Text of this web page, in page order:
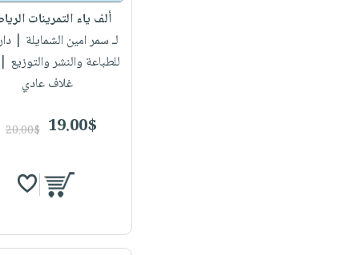
ألف ياء التمرينات
لـ سمر امين الشمايلة |
للطباعة والنشر
غلاف عادي
19.00$
20.00$